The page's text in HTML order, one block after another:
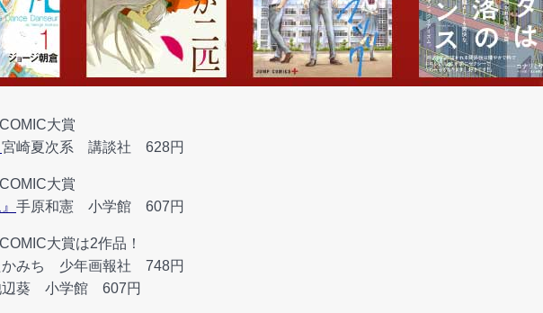
大賞
宮崎夏次系 講談社 628円
大賞
手原和憲 小学館 607円
大賞は2作品！
かみち 少年画報社 748円
辺葵 小学館 607円